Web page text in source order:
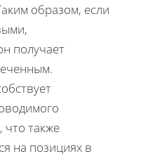
образом, если
получает
что также
на позициях в